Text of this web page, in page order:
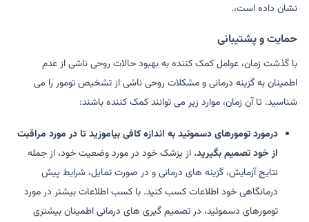
نشان داده است،.
حمایت و پشتیبانی
با گذشت زمان، عوامل کمک کننده به بهبود حالات روحی ناشی از عدم
اطمینان به گزینه درمانی و مشکلات روحی ناشی از تشخیص تومور را می
شناسید. تا آن زمان، موارد زیر می توانند کمک کننده باشند:
درمورد تومورهای دسموئید به اندازه کافی بیاموزید تا در مورد مراقبت
از خود تصمیم بگیرید. از پزشک خود در مورد وضعیت خود، از جمله
نتایج آزمایش، گزینه های درمانی و در صورت تمایل، شرایط پیش
درمانگاهی خود اطلاعات کسب کنید. با کسب اطلاعات بیشتر در مورد
تومورهای دسموئید، در تصمیم گیری های درمانی اطمینان بیشتری